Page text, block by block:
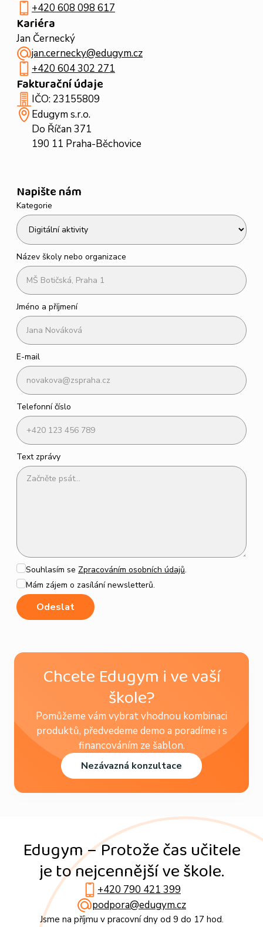
+420 608 098 617
Kariéra
Jan Černecký
jan.cernecky@edugym.cz
+420 604 302 271
Fakturační údaje
IČO: 23155809
Edugym s.r.o.
Do Říčan 371
190 11 Praha-Běchovice
Napište nám
Kategorie
Název školy nebo organizace
Jméno a příjmení
E-mail
Telefonní číslo
Text zprávy
Souhlasím se Zpracováním osobních údajů.
Mám zájem o zasílání newsletterů.
Chcete Edugym i ve vaší
škole?
Pomůžeme vám vybrat vhodnou kombinaci
produktů, předvedeme demo a poradíme i s
financováním ze šablon.
Nezávazná konzultace
Edugym – Protože čas učitele
je to nejcennější ve škole.
+420 790 421 399
podpora@edugym.cz
Jsme na příjmu v pracovní dny od 9 do 17 hod.